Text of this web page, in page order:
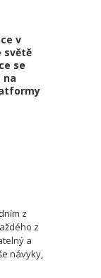
v
světě
se
na
z
z
a
návyky,